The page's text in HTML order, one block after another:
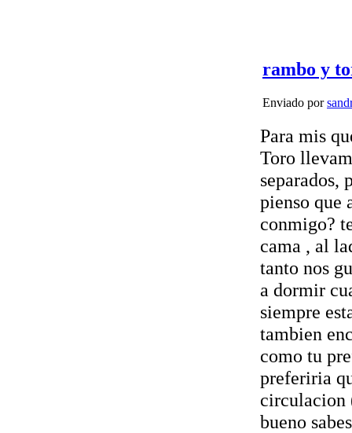
rambo y
Enviado por
Para mis
Toro
separados,
pienso que
conmigo?
cama , al
tanto nos
a dormir
siempre
tambien
como tu
preferiria
circulacion
bueno